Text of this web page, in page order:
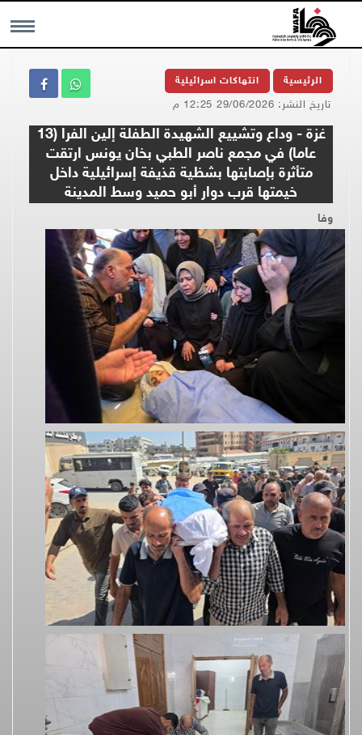
MENU الرئيسية انتهاكات اسرائيلية
تاريخ النشر: 29/06/2026 12:25 م
غزة - وداع وتشييع الشهيدة الطفلة إلين الفرا (13
عاما) في مجمع ناصر الطبي بخان يونس ارتقت
متأثرة بإصابتها بشظية قذيفة إسرائيلية داخل
خيمتها قرب دوار أبو حميد وسط المدينة
وفا